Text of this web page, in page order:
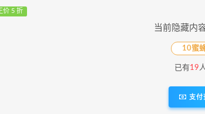
价 5 折
当前隐藏内
10蜜
已有 19
支付